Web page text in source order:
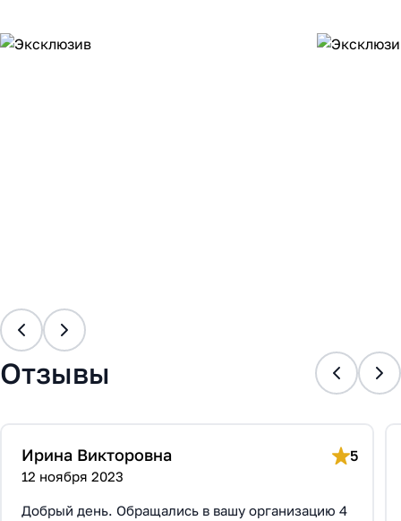
Отзывы
Ирина Викторовна 5
12 ноября 2023
Добрый день. Обращались в вашу организацию 4